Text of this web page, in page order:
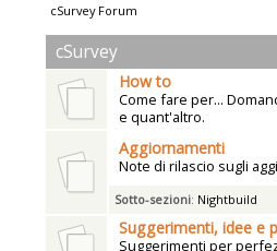
cSurvey Forum
cSurvey
How to
Come fare per...
e quant'altro.
Aggiornamenti
Note di rilascio sugli
Sotto-sezioni: Nightbuild
Suggerimenti, idee e
Suggerimenti per